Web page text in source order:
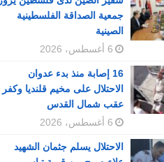
جمعية الصداقة الفلسطينية
الصينية
6 أغسطس، 2026
16 إصابة منذ بدء عدوان
الاحتلال على مخيم قلنديا وكفر
عقب شمال القدس
6 أغسطس، 2026
الاحتلال يسلم جثمان الشهيد